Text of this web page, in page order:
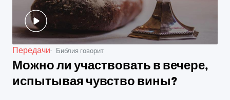
Передачи Библия говорит
Можно ли участвовать в вечере,
испытывая чувство вины?